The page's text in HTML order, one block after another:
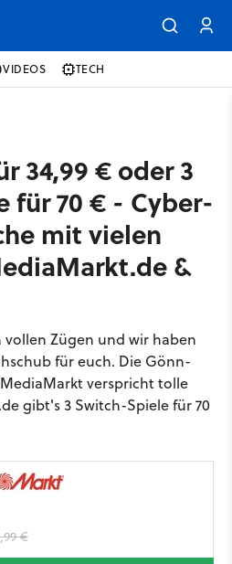
VIDEOS TECH
34,99 € oder 3
für 70 € - Cyber-
mit vielen
&
vollen Zügen und wir haben
für euch. Die Gönn-
verspricht tolle
gibt's 3 Switch-Spiele für 70
€